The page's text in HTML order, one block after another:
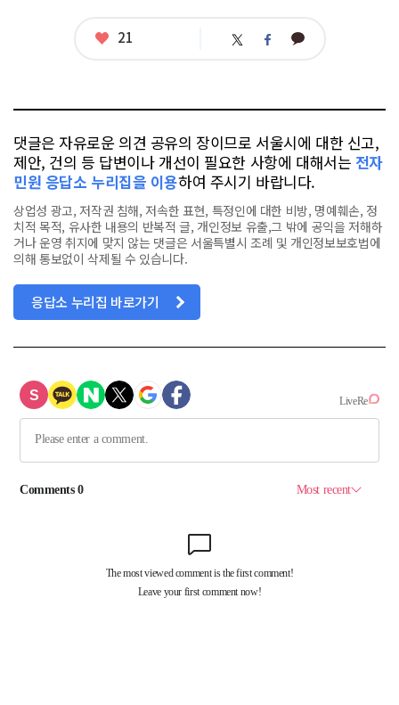
좋
21 트 페 카
댓글은 자유로운 의견 공유의 장이므로 서울시에 대한 신고,
제안, 건의 등 답변이나 개선이 필요한 사항에 대해서는 전자
민원 응답소 누리집을 이용하여 주시기 바랍니다.
상업성 광고, 저작권 침해, 저속한 표현, 특정인에 대한 비방, 명예훼손, 정
치적 목적, 유사한 내용의 반복적 글, 개인정보 유출,그 밖에 공익을 저해하
거나 운영 취지에 맞지 않는 댓글은 서울특별시 조례 및 개인정보보호법에
의해 통보없이 삭제될 수 있습니다.
응답소 누리집 바로가기